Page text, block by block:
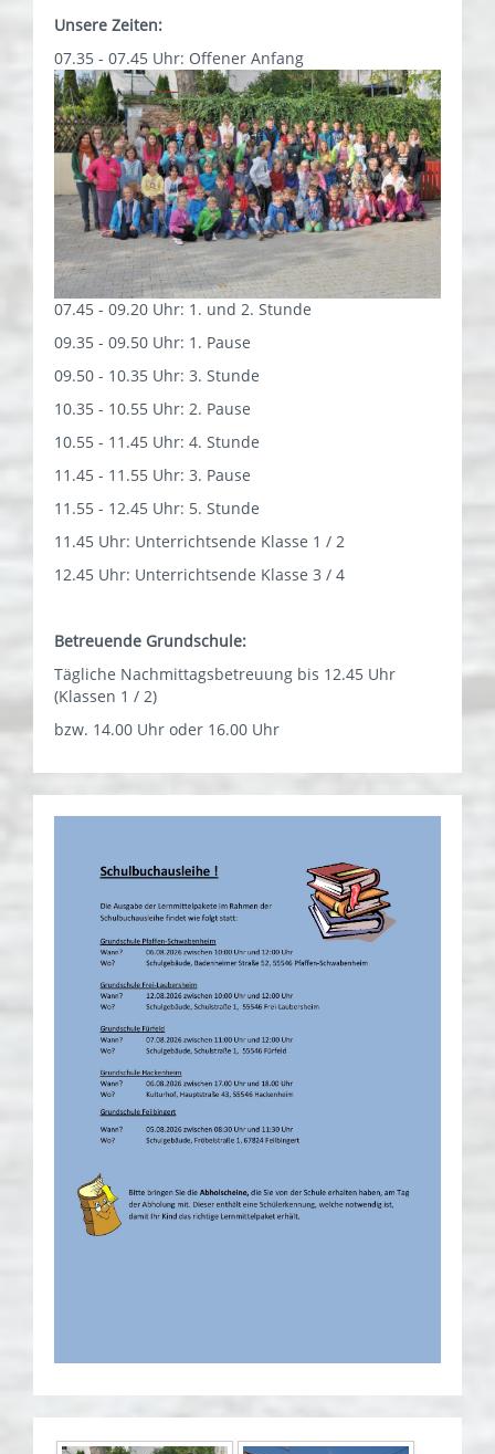
Unsere Zeiten:
07.35 - 07.45 Uhr: Offener Anfang
07.45 - 09.20 Uhr: 1. und 2. Stunde
09.35 - 09.50 Uhr: 1. Pause
09.50 - 10.35 Uhr: 3. Stunde
10.35 - 10.55 Uhr: 2. Pause
10.55 - 11.45 Uhr: 4. Stunde
11.45 - 11.55 Uhr: 3. Pause
11.55 - 12.45 Uhr: 5. Stunde
11.45 Uhr: Unterrichtsende Klasse 1 / 2
12.45 Uhr: Unterrichtsende Klasse 3 / 4
Betreuende Grundschule:
Tägliche Nachmittagsbetreuung bis 12.45 Uhr
(Klassen 1 / 2)
bzw. 14.00 Uhr oder 16.00 Uhr